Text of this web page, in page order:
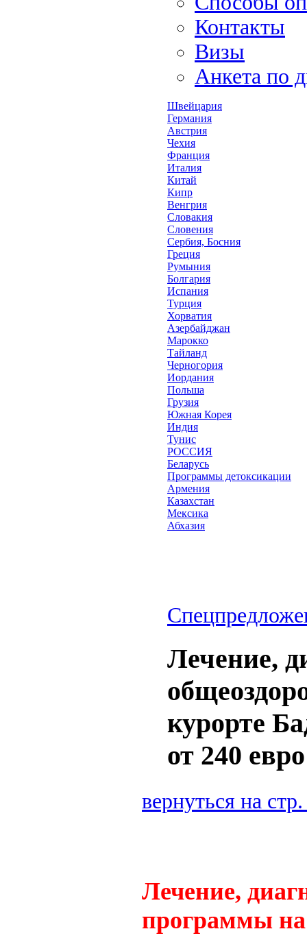
Контакты
Визы
Анкета по
Швейцария
Германия
Австрия
Чехия
Франция
Италия
Китай
Кипр
Венгрия
Словакия
Словения
Сербия, Босния
Греция
Румыния
Болгария
Испания
Турция
Хорватия
Азербайджан
Марокко
Тайланд
Черногория
Иордания
Польша
Грузия
Южная Корея
Индия
Тунис
РОССИЯ
Беларусь
Программы детоксикации
Армения
Казахстан
Мексика
Абхазия
Лечение,
курорте
от 240 евро
вернуться на
Лечение,
программы